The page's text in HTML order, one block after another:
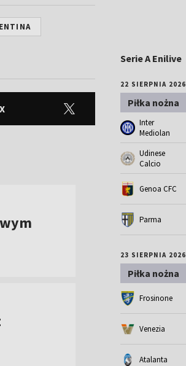
Serie A Enilive
22 SIERPNIA 2026
Piłka nożna
Inter
Mediolan
Udinese
Calcio
Genoa CFC
Parma
23 SIERPNIA 2026
Piłka nożna
Frosinone
Venezia
Atalanta